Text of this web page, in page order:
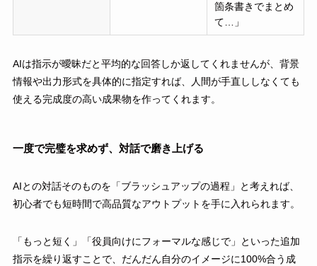
箇条書きでまとめ
て…」
AIは指示が曖昧だと平均的な回答しか返してくれませんが、背景
情報や出力形式を具体的に指定すれば、人間が手直ししなくても
使える完成度の高い成果物を作ってくれます。
一度で完璧を求めず、対話で磨き上げる
AIとの対話そのものを「ブラッシュアップの過程」と考えれば、
初心者でも短時間で高品質なアウトプットを手に入れられます。
「もっと短く」「役員向けにフォーマルな感じで」といった追加
指示を繰り返すことで、だんだん自分のイメージに100%合う成